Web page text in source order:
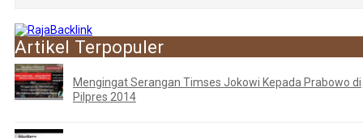
Artikel Terpopuler
Mengingat Serangan Timses Jokowi Kepada Prabowo di
Pilpres 2014